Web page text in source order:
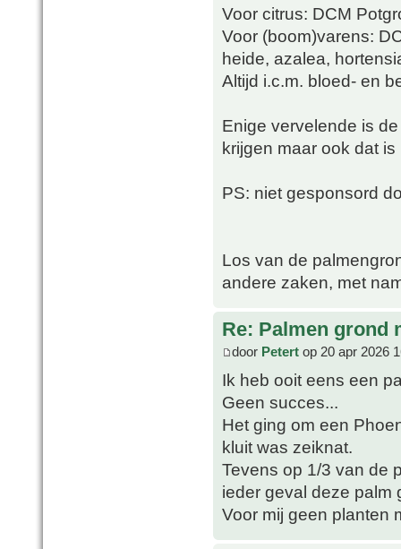
Voor citrus: DCM
Voor (boom)varens:
heide, azalea,
Altijd i.c.m. bloed- en
Enige vervelende is
krijgen maar ook dat
PS: niet gesponsord
Los van de
andere zaken, met
Re: Palmen grond
door Petert op 20 apr 2026
Ik heb ooit eens een
Geen succes...
Het ging om een
kluit was zeiknat.
Tevens op 1/3 van de
ieder geval deze palm
Voor mij geen planten